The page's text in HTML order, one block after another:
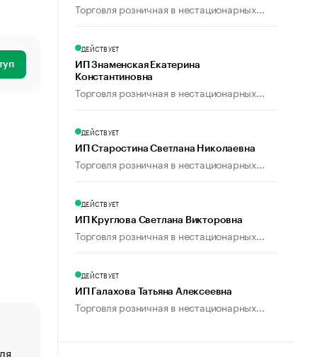
Торговля розничная в нестационарных...
ДЕЙСТВУЕТ
ИП Знаменская Екатерина
Константиновна
Торговля розничная в нестационарных...
ДЕЙСТВУЕТ
ИП Старостина Светлана Николаевна
Торговля розничная в нестационарных...
ДЕЙСТВУЕТ
ИП Круглова Светлана Викторовна
Торговля розничная в нестационарных...
ДЕЙСТВУЕТ
ИП Галахова Татьяна Алексеевна
Торговля розничная в нестационарных...